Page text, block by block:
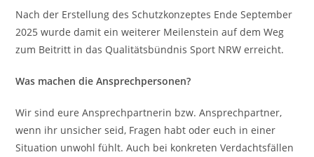
Nach der Erstellung des Schutzkonzeptes Ende September
2025 wurde damit ein weiterer Meilenstein auf dem Weg
zum Beitritt in das Qualitätsbündnis Sport NRW erreicht.
Was machen die Ansprechpersonen?
Wir sind eure Ansprechpartnerin bzw. Ansprechpartner,
wenn ihr unsicher seid, Fragen habt oder euch in einer
Situation unwohl fühlt. Auch bei konkreten Verdachtsfällen